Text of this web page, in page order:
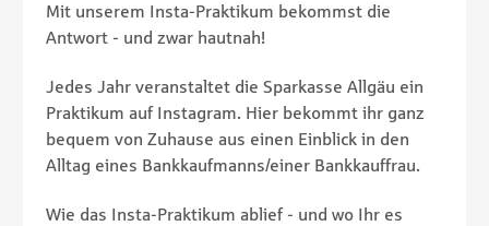
Mit unserem Insta-Praktikum bekommst die
Antwort - und zwar hautnah!
Jedes Jahr veranstaltet die Sparkasse Allgäu ein
Praktikum auf Instagram. Hier bekommt ihr ganz
bequem von Zuhause aus einen Einblick in den
Alltag eines Bankkaufmanns/einer Bankkauffrau.
Wie das Insta-Praktikum ablief - und wo Ihr es